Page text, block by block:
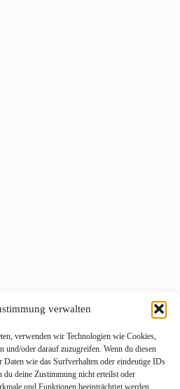
verwalten
verwenden wir Technologien wie Cookies,
und/oder darauf zuzugreifen. Wenn du diesen
wie das Surfverhalten oder eindeutige IDs
du deine Zustimmung nicht erteilst oder
und Funktionen beeinträchtigt werden.